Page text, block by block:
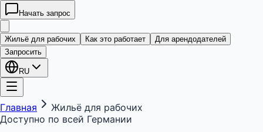
Начать запрос
kwatera24
Жильё для рабочих Как это работает
Для арендодателей
Запросить
RU
Главная
Жильё для рабочих
Доступно по всей Германии